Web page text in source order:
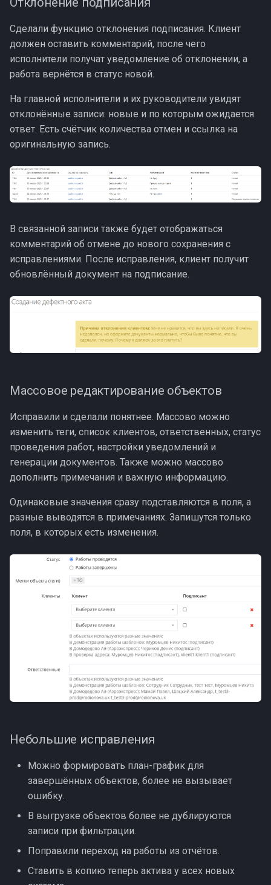
Сделали функцию отклонения подписания. Клиент
должен оставить комментарий, после чего
исполнители получат уведомление об отклонении, а
работа вернётся в статус новой.
На главной исполнители и их руководители увидят
отклонённые записи: новые и по которым ожидается
ответ. Есть счётчик количества отмен и ссылка на
оригинальную запись.
В связанной записи также будет отображаться
комментарий об отмене до нового сохранения с
исправлениями. После исправления, клиент получит
обновлённый документ на подписание.
Массовое редактирование объектов
Исправили и сделали понятнее. Массово можно
изменить теги, список клиентов, ответственных, статус
проведения работ, настройки уведомлений и
генерации документов. Также можно массово
дополнить примечания и важную информацию.
Одинаковые значения сразу подставляются в поля, а
разные выводятся в примечаниях. Запишутся только
поля, в которых есть изменения.
Небольшие исправления
Можно формировать план-график для
завершённых объектов, более не вызывает
ошибку.
В выгрузке объектов более не дублируются
записи при фильтрации.
Поправили переход на работы из отчётов.
Ставить в копию теперь актива у всех новых